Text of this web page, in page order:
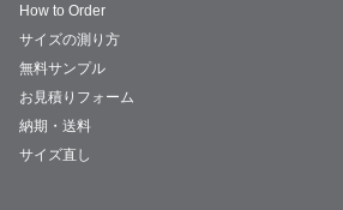
How to Order
サイズの測り方
無料サンプル
お見積りフォーム
納期・送料
サイズ直し